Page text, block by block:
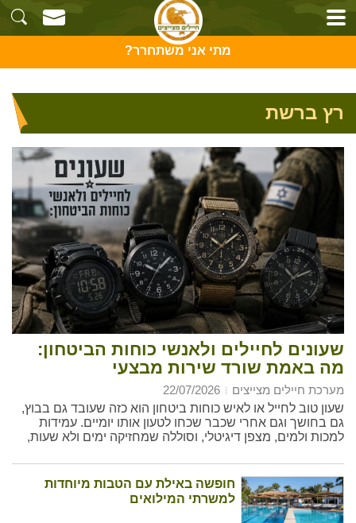
מתי אני משתחרר?
רץ ברשת
שעונים לחיילים ולאנשי כוחות הביטחון:
מה באמת שורד שירות מבצעי
מערכת חיילים מצייצים
שעון טוב לחייל או לאיש כוחות ביטחון הוא כזה שעובד גם בבוץ,
גם בחושך וגם אחרי שכבר שכחו לטעון אותו יומיים. עמידות
למכות ולמים, מצפן דיגיטלי, וסוללה שמחזיקה ימים ולא שעות,
חופשה באילת עם הטבות מיוחדות
למשרתי המילואים